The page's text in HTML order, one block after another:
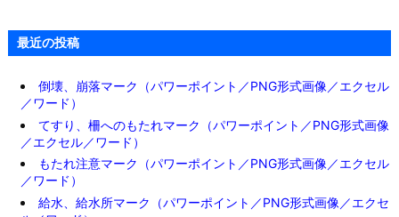
最近の投稿
倒壊、崩落マーク（パワーポイント／PNG形式画像／エクセル
／ワード）
てすり、柵へのもたれマーク（パワーポイント／PNG形式画像
／エクセル／ワード）
もたれ注意マーク（パワーポイント／PNG形式画像／エクセル
／ワード）
給水、給水所マーク（パワーポイント／PNG形式画像／エクセ